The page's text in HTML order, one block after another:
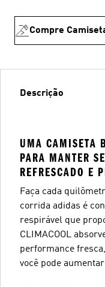
Compre
Descrição
UMA CAMISETA
PARA MANTER
REFRESCADO E
Faça cada
corrida adidas é
respirável que
CLIMACOOL
performance
você pode